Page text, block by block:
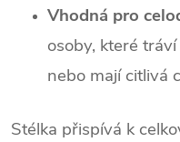
Vhodná pro
osoby, které
nebo mají citlivá
Stélka přispívá k